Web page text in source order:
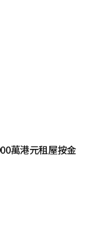
萬港元租屋按金